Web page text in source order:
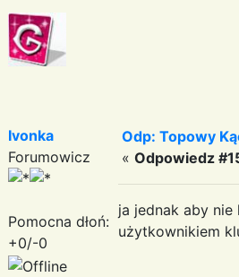
Ivonka
Forumowicz
Pomocna dłoń:
+0/-0
Odp: Topowy
« Odpowiedz
ja jednak aby
użytkownikiem